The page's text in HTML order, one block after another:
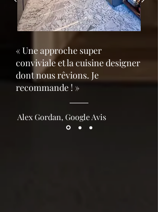
« Une approche super
conviviale et la cuisine designer
dont nous rêvions. Je
recommande ! »
Alex Gordan, Google Avis